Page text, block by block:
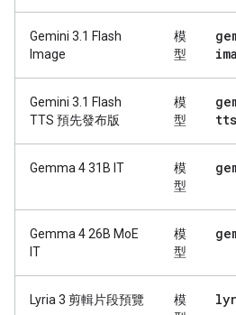
Gemini 3.1 Flash
Image
模
型
Gemini 3.1 Flash
TTS 預先發布版
模
型
Gemma 4 31B IT
模
型
Gemma 4 26B MoE
IT
模
型
Lyria 3 剪輯片段預覽
模